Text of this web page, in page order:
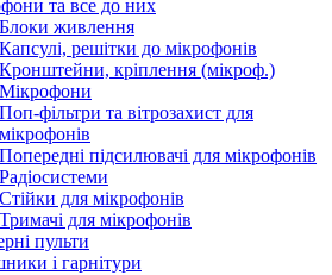
та все до них
Блоки живлення
Капсулі, решітки до мікрофонів
Кронштейни, кріплення (мікроф.)
Мікрофони
Поп-фільтри та вітрозахист для
мікрофонів
Попередні підсилювачі для мікрофонів
Радіосистеми
Стійки для мікрофонів
Тримачі для мікрофонів
пульти
і гарнітури